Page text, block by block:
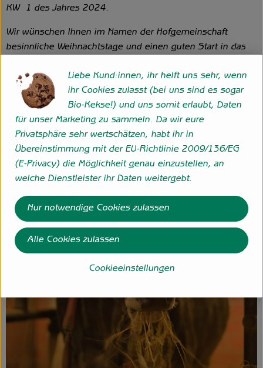
KW 1 des Jahres 2024.
Wir wünschen Ihnen im Namen der Hofgemeinschaft
besinnliche Weihnachtstage und einen guten Start in das
Liebe Kund:innen, ihr helft uns sehr, wenn
ihr Cookies zulasst (bei uns sind es sogar
Bio-Kekse!) und uns somit erlaubt, Daten
für unser Marketing zu sammeln. Da wir eure
Privatsphäre sehr wertschätzen, habt ihr in
Übereinstimmung mit der EU-Richtlinie 2009/136/EG
(E-Privacy) die Möglichkeit genau einzustellen, an
welche Dienstleister ihr Daten weitergebt.
Cookieeinstellungen
Nur notwendige Cookies zulassen
Alle Cookies zulassen